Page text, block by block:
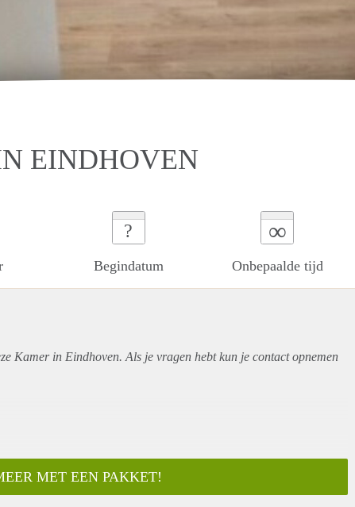
EINDHOVEN
?
Begindatum
∞
Onbepaalde tijd
Kamer in Eindhoven. Als je vragen hebt kun je contact opnemen
MET EEN PAKKET!